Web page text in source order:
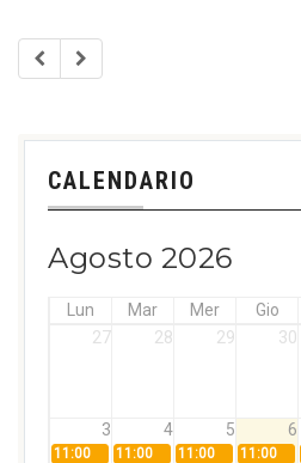
CALENDARIO
Agosto 2026
Lun Mar Mer Gio
27
28 29 30
3 4 5 6
11:00 11:00 11:00 11:00